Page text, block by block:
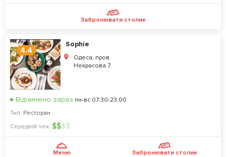
Забронювати столик
4.4
Sophie
Одеса, пров.
Некрасова 7
Відчинено зараз пн-вс 07:30-23:00
Тип: Ресторан
Середній чек: $$$$
Меню Забронювати столик